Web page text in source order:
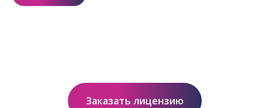
Заказать лицензию